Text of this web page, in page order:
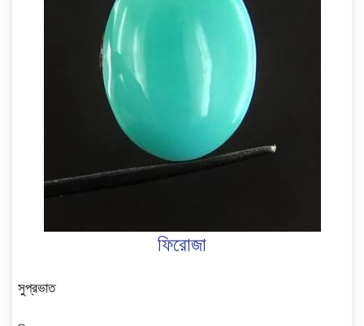
ফিরোজা
সুপ্রভাত